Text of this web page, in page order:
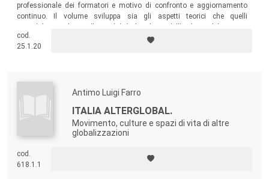
professionale dei formatori e motivo di confronto e aggiornamento
continuo. Il volume sviluppa sia gli aspetti teorici che quelli
piuttosto che le possibilità di sfruttare le soluzioni cross-mediali
offerte dalle nuove tecnologie della rete.
cod.
25.1.20
Antimo Luigi Farro
ITALIA ALTERGLOBAL.
Movimento, culture e spazi di vita di altre
globalizzazioni
cod.
618.1.1